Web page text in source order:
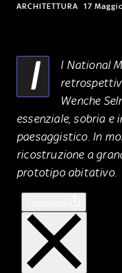
ARCHITETTURA 17
I
l National
Wenche
essenziale, sobria
paesaggistico. In
ricostruzione a
prototipo abitativo.